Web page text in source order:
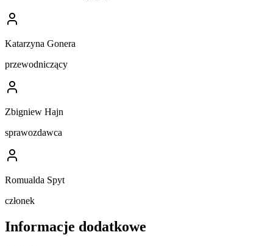
Katarzyna Gonera
przewodniczący
Zbigniew Hajn
sprawozdawca
Romualda Spyt
członek
Informacje dodatkowe